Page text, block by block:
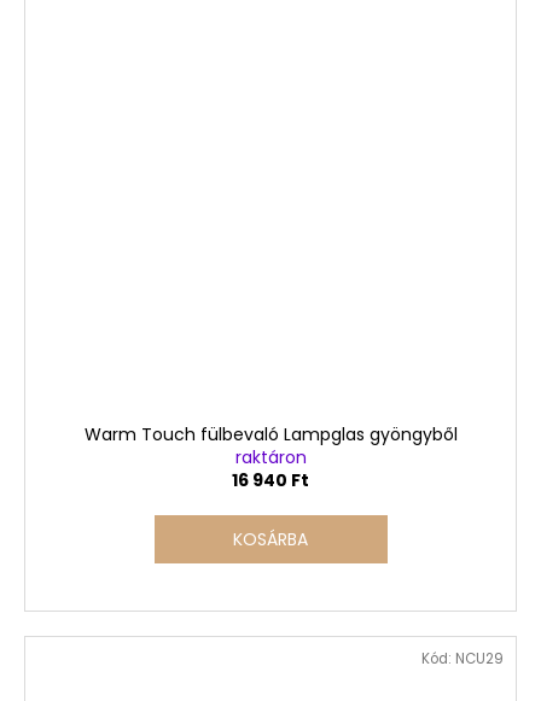
Warm Touch fülbevaló Lampglas gyöngyből
raktáron
16 940 Ft
KOSÁRBA
Kód: NCU29